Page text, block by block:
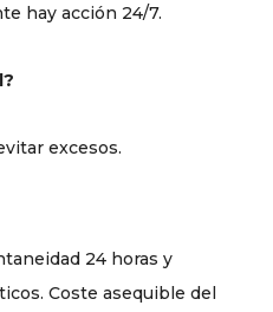
hay acción 24/7.
excesos.
24 horas y
Coste asequible del